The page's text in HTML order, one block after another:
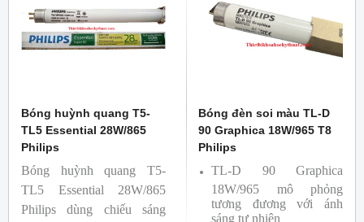
Bóng huỳnh quang T5-
TL5 Essential 28W/865
Philips
Bóng huỳnh quang T5-
TL5 Essential 28W/865
Philips dùng chiếu sáng
Bóng đèn soi màu TL-D
90 Graphica 18W/965 T8
Philips
TL-D 90 Graphica
18W/965 mô phỏng
tương đương với ánh
sáng tự nhiên